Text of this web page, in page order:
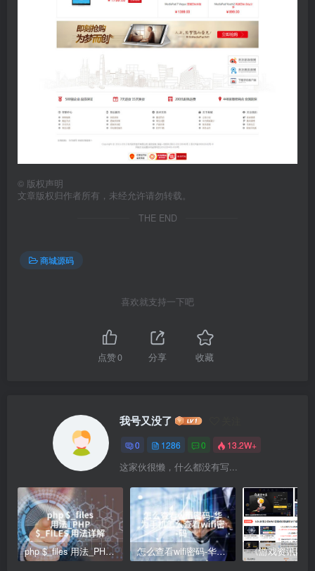
© 版权声明
文章版权归作者所有，未经允许请勿转载。
THE END
商城源码
喜欢就支持一下吧
点赞0 分享 收藏
我号又没了
0 1286 0 13.2W+
这家伙很懒，什么都没有写...
php $_files 用法_PHP $_FILES 用法详解 怎么查看wifi密码-华为手机怎么查看wifi密码